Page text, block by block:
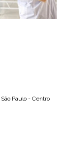
São Paulo - Centro